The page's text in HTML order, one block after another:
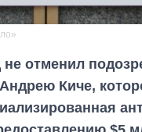
отменил
Киче,